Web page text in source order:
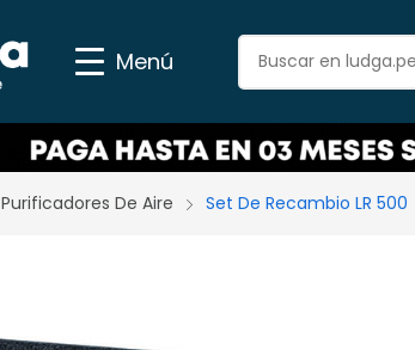
Menú
Purificadores De Aire Set De Recambio LR 500